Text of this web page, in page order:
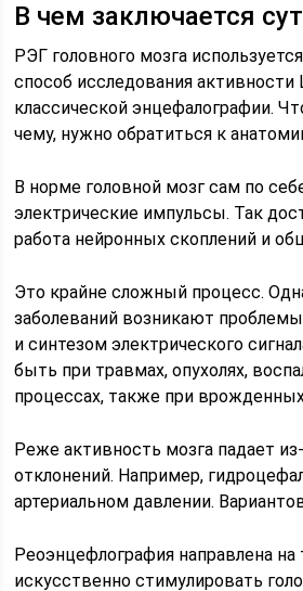
В чем заключается
РЭГ головного мозга
способ исследования активности
классической энцефалографии.
чему, нужно обратиться к
В норме головной мозг сам по
электрические импульсы. Так
работа нейронных скоплений и
Это крайне сложный процесс.
заболеваний возникают
и синтезом электрического
быть при травмах, опухолях,
процессах, также при
Реже активность мозга падает
отклонений. Например,
артериальном давлении.
Реоэнцефлография направлена на
искусственно стимулировать